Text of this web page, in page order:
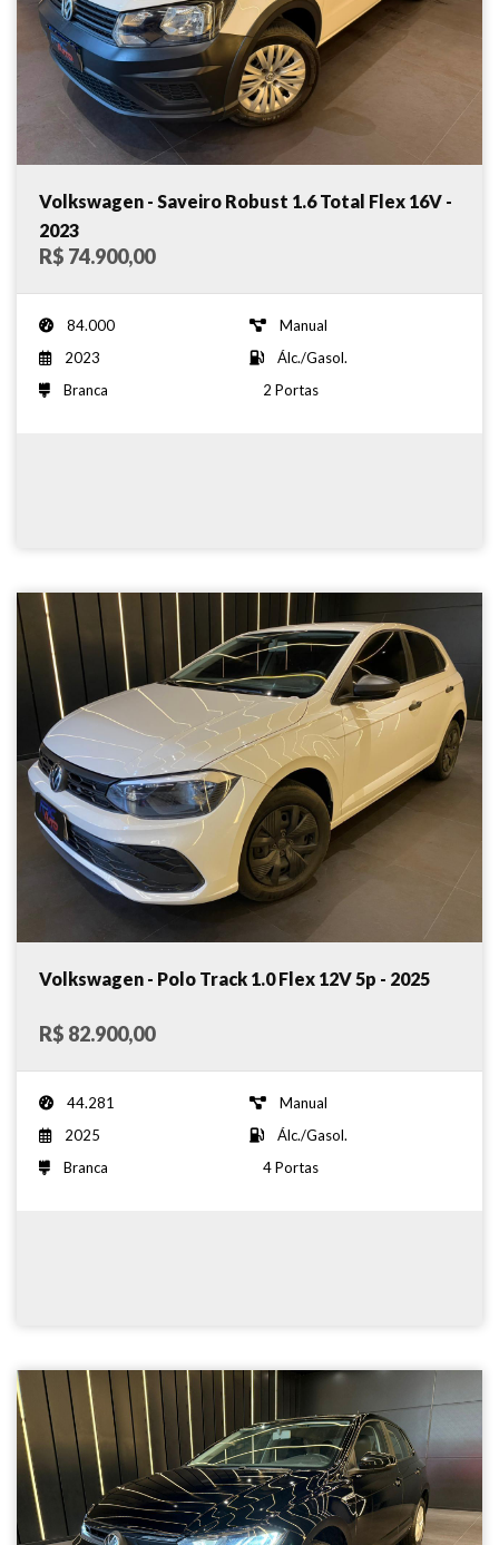
Volkswagen - Saveiro Robust 1.6 Total Flex 16V -
2023
R$ 74.900,00
84.000
Manual
2023
Álc./Gasol.
Branca
2 Portas
Volkswagen - Polo Track 1.0 Flex 12V 5p - 2025
R$ 82.900,00
44.281
Manual
2025
Álc./Gasol.
Branca
4 Portas